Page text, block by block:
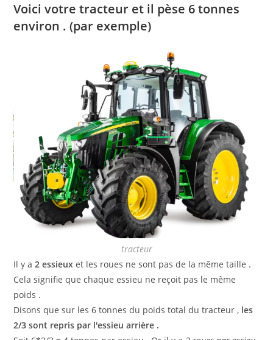
Voici votre tracteur et il pèse 6 tonnes
environ . (par exemple)
tracteur
Il y a2 essieux et les roues ne sont pas de la même taille .
Cela signifie que chaque essieu ne reçoit pas le même
poids .
Disons que sur les 6 tonnes du poids total du tracteur , les
2/3 sont repris par l'essieu arrière .